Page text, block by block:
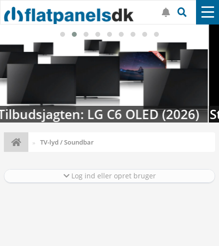
Streaming-kalenderen: Nyt i august
TV-lyd / Soundbar
Log ind eller opret bruger